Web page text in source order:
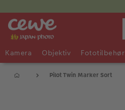
Kamera Objektiv Fototilbehør
Pilot Twin Marker Sort